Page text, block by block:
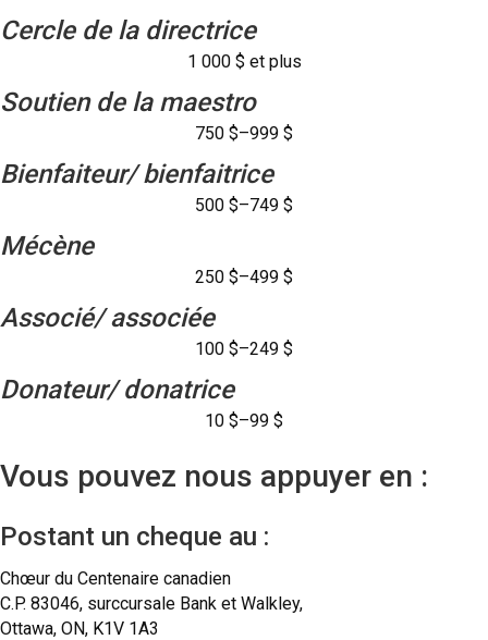
Cercle de la directrice
1 000 $ et plus
Soutien de la maestro
750 $–999 $
Bienfaiteur/ bienfaitrice
500 $–749 $
Mécène
250 $–499 $
Associé/ associée
100 $–249 $
Donateur/ donatrice
10 $–99 $
Vous pouvez nous appuyer en :
Postant un cheque au :
Chœur du Centenaire canadien
C.P. 83046, surccursale Bank et Walkley,
Ottawa, ON, K1V 1A3